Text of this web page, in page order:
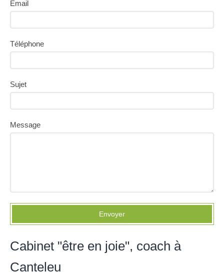
Email
Téléphone
Sujet
Message
Envoyer
Cabinet "être en joie", coach à
Canteleu